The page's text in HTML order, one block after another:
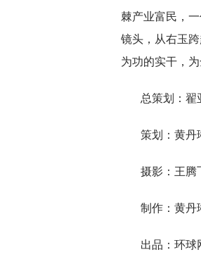
棘产业富民，
镜头，从右玉
为功的实干，
总策划：翟
策划：黄丹
摄影：王腾
制作：黄丹
出品：环球